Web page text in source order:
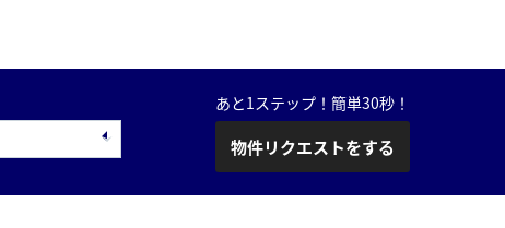
あと1ステップ！簡単30秒！
物件リクエストをする